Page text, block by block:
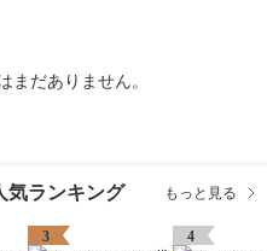
まだありません。
気ランキング もっと見る
3 4